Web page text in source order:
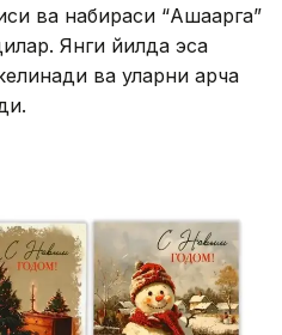
ва набираси “Ақшақарга”
Янги йилда эса
ва уларни арча